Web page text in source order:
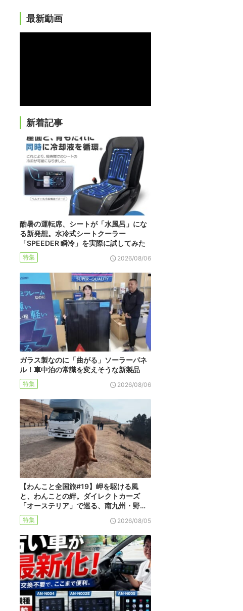
最新動画
新着記事
酷暑の運転席、シートが「水風呂」にな
る新発想。水冷式シートクーラー
「SPEEDER 瞬冷」を実際に試してみた
特集 2026/08/06
ガラス製なのに「曲がる」ソーラーパネ
ル！車中泊の常識を変えそうな新製品
特集 2026/08/06
【わんこと全国旅#19】岬を駆ける風
と、わんことの絆。ダイレクトカーズ
「オーステリア」で巡る、南九州・野…
特集 2026/08/05